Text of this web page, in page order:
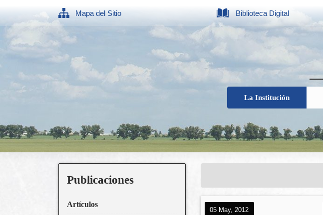
Mapa del Sitio Biblioteca Digital
La Institución
Publicaciones
Artículos
05 May, 2012